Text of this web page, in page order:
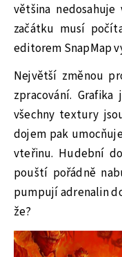
většina
začátku musí
editorem SnapMap
Největší změnou
zpracování.
všechny textury
dojem pak
vteřinu. Hudební
pouští pořádně
pumpují adrenalin
že?